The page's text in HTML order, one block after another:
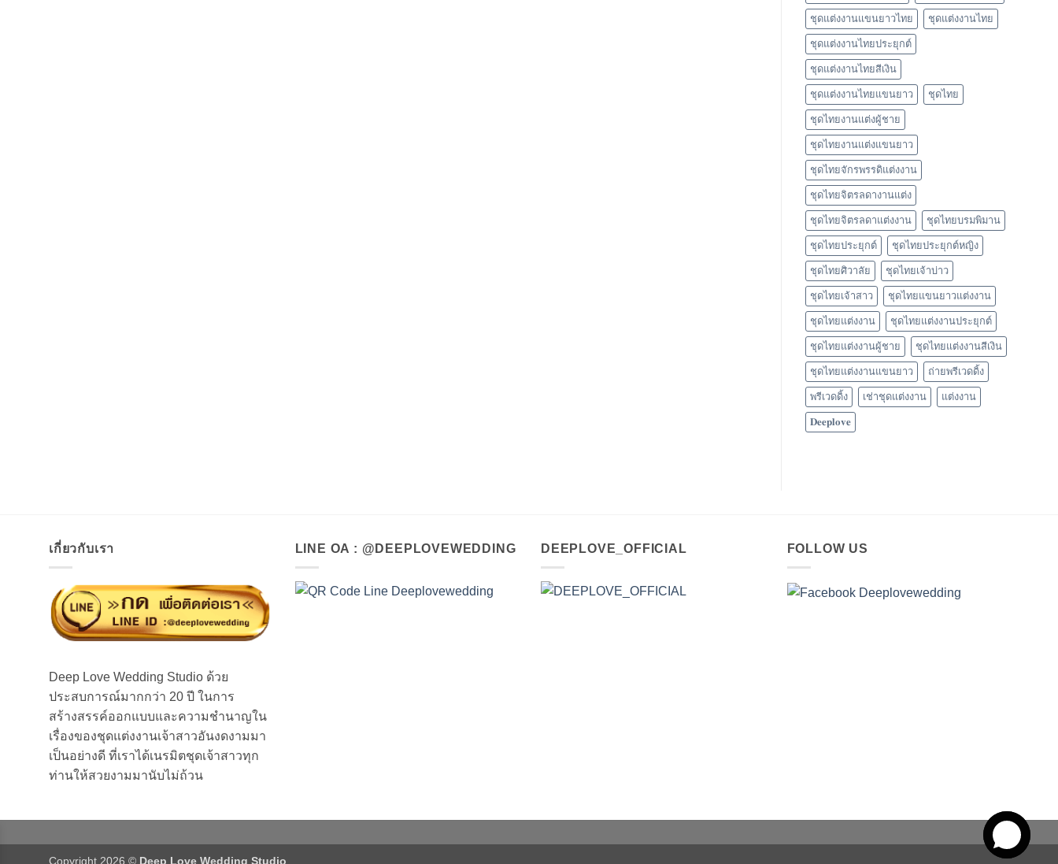
ชุดแต่งงานแขนยาวไทย ชุดแต่งงานไทย
ชุดแต่งงานไทยประยุกต์
ชุดแต่งงานไทยสีเงิน
ชุดแต่งงานไทยแขนยาว ชุดไทย
ชุดไทยงานแต่งผู้ชาย
ชุดไทยงานแต่งแขนยาว
ชุดไทยจักรพรรดิแต่งงาน
ชุดไทยจิตรลดางานแต่ง
ชุดไทยจิตรลดาแต่งงาน ชุดไทยบรมพิมาน
ชุดไทยประยุกต์ ชุดไทยประยุกต์หญิง
ชุดไทยศิวาลัย ชุดไทยเจ้าบ่าว
ชุดไทยเจ้าสาว ชุดไทยแขนยาวแต่งงาน
ชุดไทยแต่งงาน ชุดไทยแต่งงานประยุกต์
ชุดไทยแต่งงานผู้ชาย ชุดไทยแต่งงานสีเงิน
ชุดไทยแต่งงานแขนยาว ถ่ายพรีเวดดิ้ง
พรีเวดดิ้ง เช่าชุดแต่งงาน แต่งงาน
𝐃𝐞𝐞𝐩𝐥𝐨𝐯𝐞
เกี่ยวกับเรา
Deep Love Wedding Studio ด้วย
ประสบการณ์มากกว่า 20 ปี ในการ
สร้างสรรค์ออกแบบและความชำนาญใน
เรื่องของชุดแต่งงานเจ้าสาวอันงดงามมา
เป็นอย่างดี ที่เราได้เนรมิตชุดเจ้าสาวทุก
ท่านให้สวยงามมานับไม่ถ้วน
LINE OA : @DEEPLOVEWEDDING DEEPLOVE_OFFICIAL FOLLOW US
Copyright 2026 © Deep Love Wedding Studio